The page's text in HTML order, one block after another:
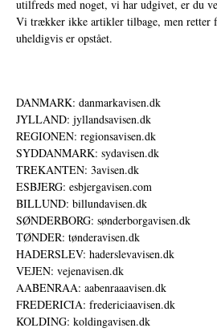
utilfreds med noget, vi har udgivet, er du
Vi trækker ikke artikler tilbage, men retter
uheldigvis er opstået.
DANMARK: danmarkavisen.dk
JYLLAND: jyllandsavisen.dk
REGIONEN: regionsavisen.dk
SYDDANMARK: sydavisen.dk
TREKANTEN: 3avisen.dk
ESBJERG: esbjergavisen.com
BILLUND: billundavisen.dk
SØNDERBORG: sønderborgavisen.dk
TØNDER: tønderavisen.dk
HADERSLEV: haderslevavisen.dk
VEJEN: vejenavisen.dk
AABENRAA: aabenraaavisen.dk
FREDERICIA: fredericiaavisen.dk
KOLDING: koldingavisen.dk